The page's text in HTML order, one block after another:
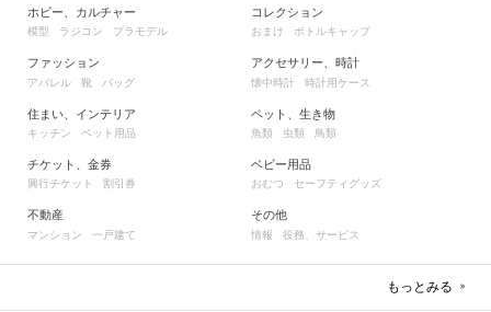
ホビー、カルチャー
模型 ラジコン プラモデル
ファッション
アパレル 靴 バッグ
住まい、インテリア
キッチン ペット用品
チケット、金券
興行チケット 割引券
不動産
マンション 一戸建て
コレクション
おまけ ボトルキャップ
アクセサリー、時計
懐中時計 時計用ケース
ペット、生き物
魚類 虫類 鳥類
ベビー用品
おむつ セーフティグッズ
その他
情報 役務、サービス
もっとみる